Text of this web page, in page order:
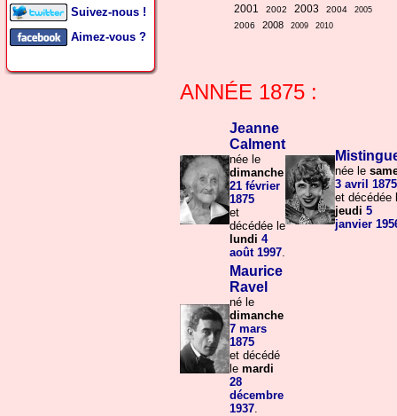
Suivez-nous !
Aimez-vous ?
2001
2002 2003 2004 2005
2006 2008 2009 2010
ANNÉE 1875 :
Jeanne
Calment
née le
dimanche
21 février
1875
et
décédée le
lundi 4
août 1997.
née le
3 avril 1875
et décédée
jeudi 5
janvier
Maurice
Ravel
né le
dimanche
7 mars
1875
et décédé
le mardi
28
décembre
1937.